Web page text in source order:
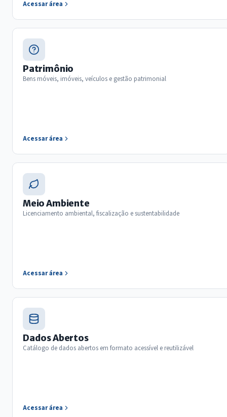
Acessar área
Patrimônio
Bens móveis, imóveis, veículos e gestão patrimonial
Acessar área
Meio Ambiente
Licenciamento ambiental, fiscalização e sustentabilidade
Acessar área
Dados Abertos
Catálogo de dados abertos em formato acessível e reutilizável
Acessar área